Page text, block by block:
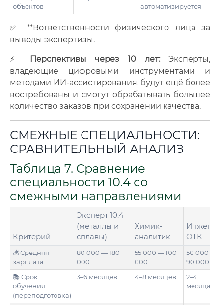
объектов
автоматизируется
✅ **Вответственности физического лица за
выводы экспертизы.
⚡ Перспективы через 10 лет:Эксперты,
владеющие цифровыми инструментами и
методами ИИ-ассистирования, будут ещё более
востребованы и смогут обрабатывать большее
количество заказов при сохранении качества.
СМЕЖНЫЕ СПЕЦИАЛЬНОСТИ:
СРАВНИТЕЛЬНЫЙ АНАЛИЗ
Таблица 7. Сравнение
специальности 10.4 со
смежными направлениями
Критерий
Эксперт 10.4
(металлы и
сплавы)
Химик-
аналитик
ОТК
💰 Средняя
зарплата
80 000 — 180
000
55 000 — 100
000
50 000 —
90 000
📚 Срок
обучения
(переподготовка)
3–6 месяцев 4–8 месяцев
2–4
месяца